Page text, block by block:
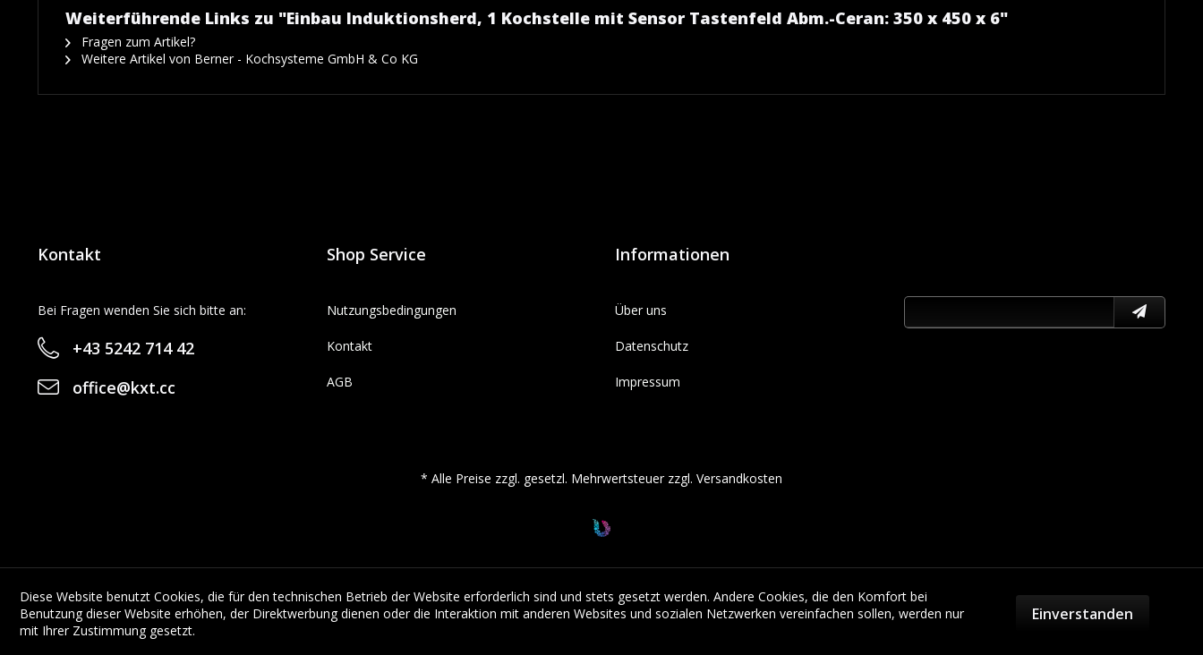
Weiterführende Links zu "Einbau Induktionsherd, 1 Kochstelle mit Sensor Tastenfeld Abm.-Ceran: 350 x 450 x 6"
Fragen zum Artikel?
Weitere Artikel von Berner - Kochsysteme GmbH & Co KG
Kontakt
Bei Fragen wenden Sie sich bitte an:
+43 5242 714 42
office@kxt.cc
Shop Service
Nutzungsbedingungen
Kontakt
AGB
Informationen
Über uns
Datenschutz
Impressum
* Alle Preise zzgl. gesetzl. Mehrwertsteuer zzgl. Versandkosten
Diese Website benutzt Cookies, die für den technischen Betrieb der Website erforderlich sind und stets gesetzt werden. Andere Cookies, die den Komfort bei
Benutzung dieser Website erhöhen, der Direktwerbung dienen oder die Interaktion mit anderen Websites und sozialen Netzwerken vereinfachen sollen, werden nur
mit Ihrer Zustimmung gesetzt.
Einverstanden